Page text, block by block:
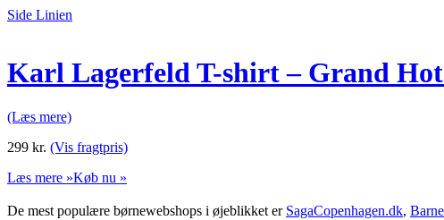
Side Linien
Karl Lagerfeld T-shirt – Grand
(Læs mere)
299 kr. (Vis fragtpris)
Læs mere »Køb nu »
De mest populære børnewebshops i øjeblikket er SagaCopenhagen.dk,